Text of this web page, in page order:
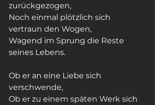
zurückgezogen,
Noch einmal plötzlich sich
vertraun den Wogen,
Wagend im Sprung die Reste
seines Lebens.
Ob er an eine Liebe sich
verschwende,
Ob er zu einem späten Werk sich